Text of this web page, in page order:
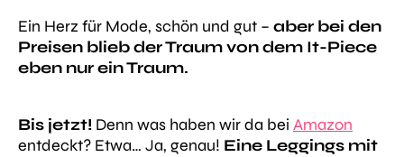
Ein Herz für Mode, schön und gut – aber bei den
Preisen blieb der Traum von dem It-Piece
eben nur ein Traum.
Bis jetzt! Denn was haben wir da bei Amazon
entdeckt? Etwa… Ja, genau! Eine Leggings mit